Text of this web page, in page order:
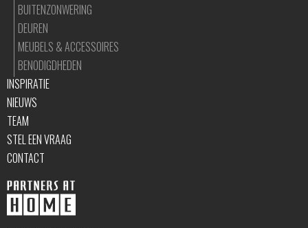
BUITENZONWERING
DEUREN
MEUBELS & ACCESSOIRES
BENODIGDHEDEN
INSPIRATIE
NIEUWS
TEAM
STEL EEN VRAAG
CONTACT